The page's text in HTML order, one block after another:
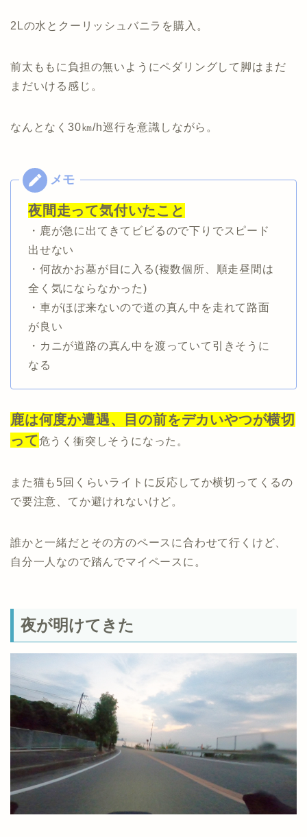
2Lの水とクーリッシュバニラを購入。
前太ももに負担の無いようにペダリングして脚はまだ
まだいける感じ。
なんとなく30㎞/h巡行を意識しながら。
夜間走って気付いたこと
・鹿が急に出てきてビビるので下りでスピード
出せない
・何故かお墓が目に入る(複数個所、順走昼間は
全く気にならなかった)
・車がほぼ来ないので道の真ん中を走れて路面
が良い
・カニが道路の真ん中を渡っていて引きそうに
なる
鹿は何度か遭遇、目の前をデカいやつが横切
って危うく衝突しそうになった。
また猫も5回くらいライトに反応してか横切ってくるの
で要注意、てか避けれないけど。
誰かと一緒だとその方のペースに合わせて行くけど、
自分一人なので踏んでマイペースに。
夜が明けてきた